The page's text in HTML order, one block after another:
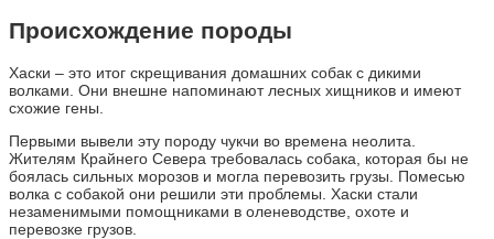
Происхождение породы
Хаски – это итог скрещивания домашних собак с дикими
волками. Они внешне напоминают лесных хищников и имеют
схожие гены.
Первыми вывели эту породу чукчи во времена неолита.
Жителям Крайнего Севера требовалась собака, которая бы не
боялась сильных морозов и могла перевозить грузы. Помесью
волка с собакой они решили эти проблемы. Хаски стали
незаменимыми помощниками в оленеводстве, охоте и
перевозке грузов.